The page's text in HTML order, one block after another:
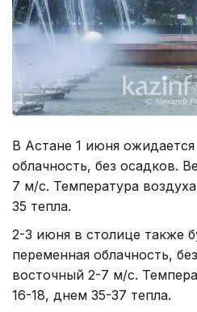
В Астане 1 июня
облачность, без осадков.
7 м/с. Температура
35 тепла.
2-3 июня в столице также
переменная облачность,
восточный 2-7 м/с.
16-18, днем 35-37 тепла.